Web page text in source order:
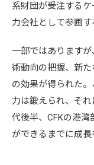
系財団が受注する
力会社として参画す
一部ではあります
術動向の把握、新
の効果が得られた
力は鍛えられ、そ
代後半、CFKの港
ができるまでに成長